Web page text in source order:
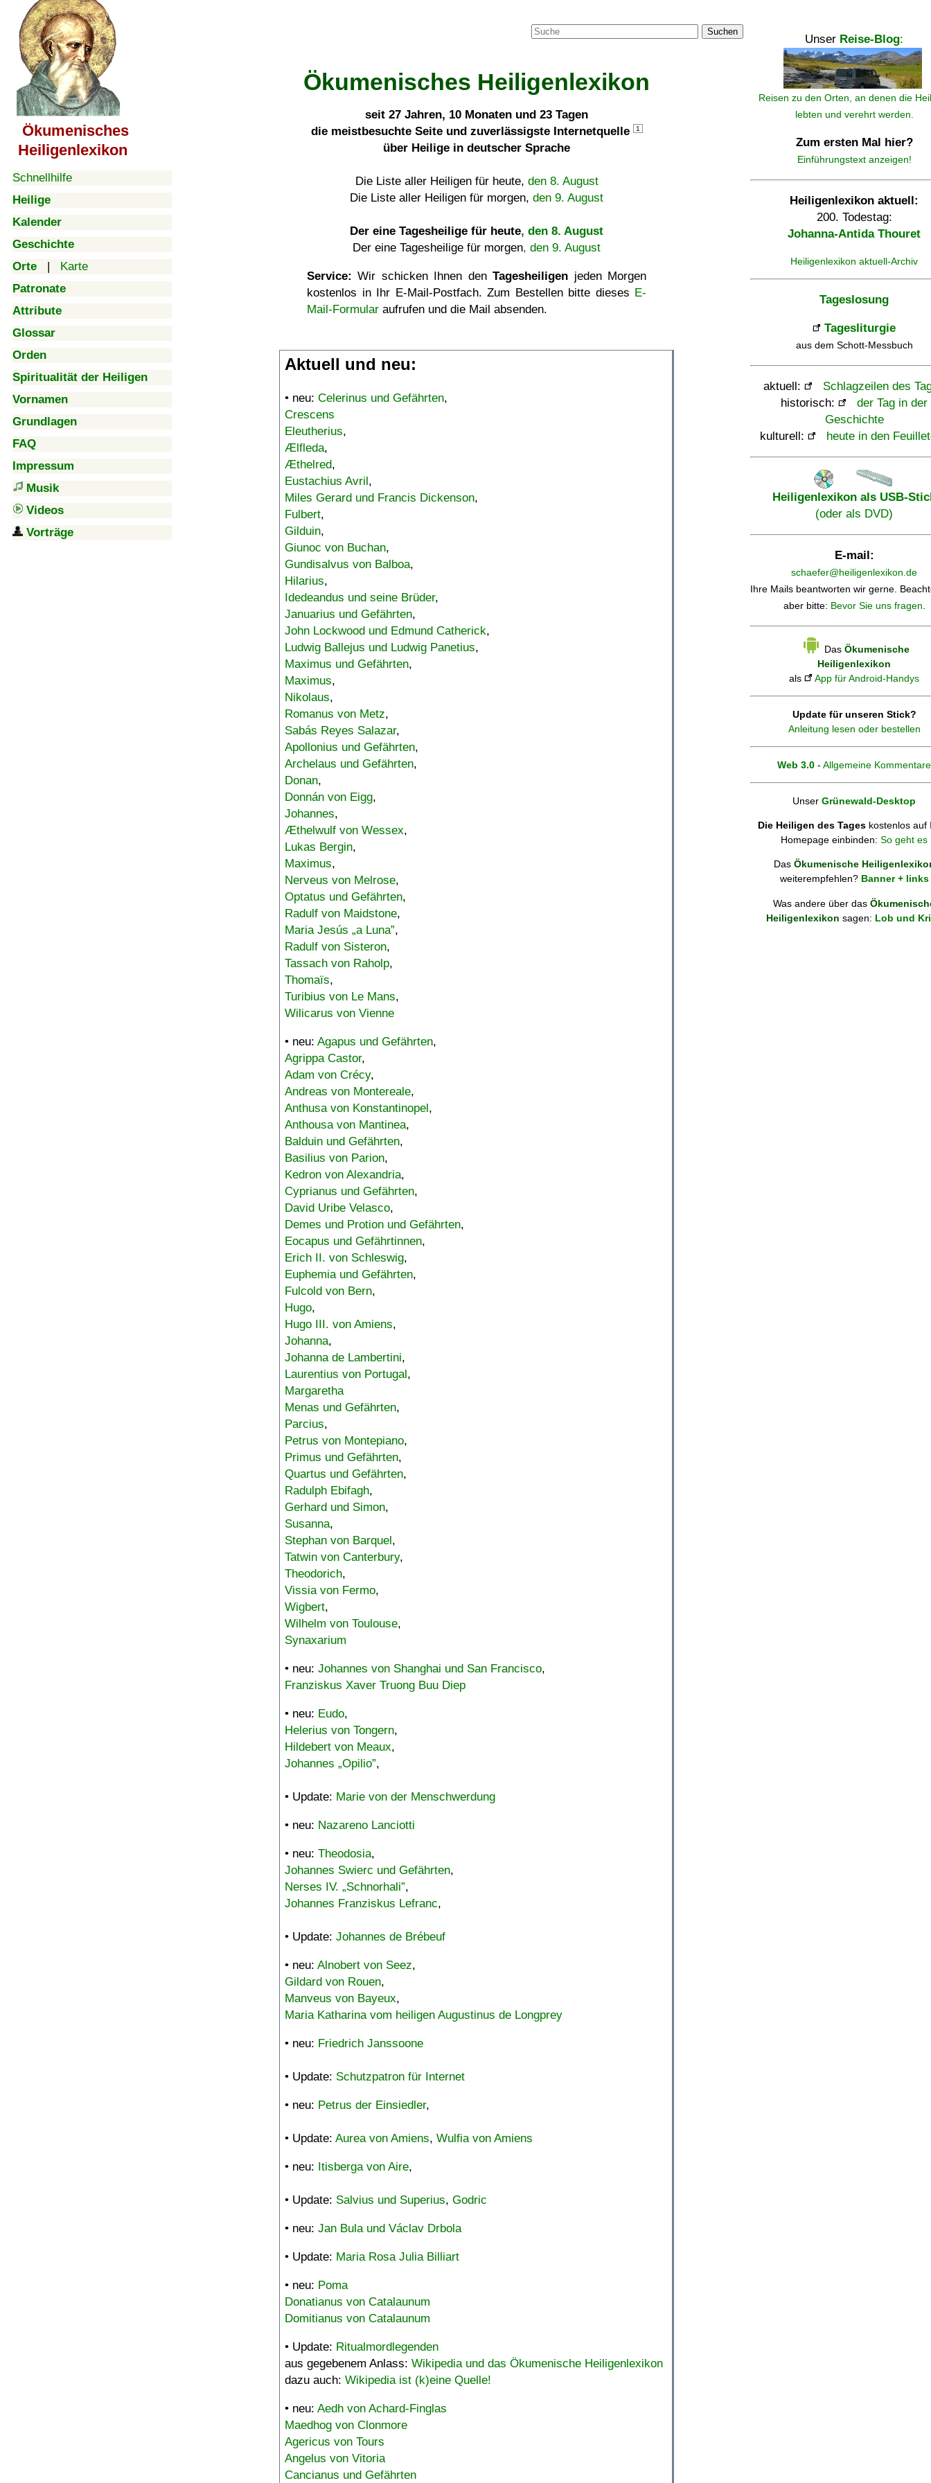
Ökumenisches
Heiligenlexikon
Schnellhilfe
Heilige
Kalender
Geschichte
Orte | Karte
Patronate
Attribute
Glossar
Orden
Spiritualität der Heiligen
Vornamen
Grundlagen
FAQ
Impressum
Musik
Videos
Vorträge
Suchen
Ökumenisches Heiligenlexikon
seit 27 Jahren, 10 Monaten und 23 Tagen
die meistbesuchte Seite und zuverlässigste Internetquelle
1
über Heilige in deutscher Sprache
Die Liste aller Heiligen für heute, den 8. August
Die Liste aller Heiligen für morgen, den 9. August
Der eine Tagesheilige für heute, den 8. August
Der eine Tagesheilige für morgen, den 9. August
Service: Wir schicken Ihnen denTagesheiligen jeden Morgen
kostenlos in Ihr E-Mail-Postfach. Zum Bestellen bitte dieses E-
Mail-Formular aufrufen und die Mail absenden.
Aktuell und neu:
• neu: Celerinus und Gefährten,
Crescens
Eleutherius,
Ælfleda,
Æthelred,
Eustachius Avril,
Miles Gerard und Francis Dickenson,
Fulbert,
Gilduin,
Giunoc von Buchan,
Gundisalvus von Balboa,
Hilarius,
Idedeandus und seine Brüder,
Januarius und Gefährten,
John Lockwood und Edmund Catherick,
Ludwig Ballejus und Ludwig Panetius,
Maximus und Gefährten,
Maximus,
Nikolaus,
Romanus von Metz,
Sabás Reyes Salazar,
Apollonius und Gefährten,
Archelaus und Gefährten,
Donan,
Donnán von Eigg,
Johannes,
Æthelwulf von Wessex,
Lukas Bergin,
Maximus,
Nerveus von Melrose,
Optatus und Gefährten,
Radulf von Maidstone,
Maria Jesús „a Luna”,
Radulf von Sisteron,
Tassach von Raholp,
Thomaïs,
Turibius von Le Mans,
Wilicarus von Vienne
• neu: Agapus und Gefährten,
Agrippa Castor,
Adam von Crécy,
Andreas von Montereale,
Anthusa von Konstantinopel,
Anthousa von Mantinea,
Balduin und Gefährten,
Basilius von Parion,
Kedron von Alexandria,
Cyprianus und Gefährten,
David Uribe Velasco,
Demes und Protion und Gefährten,
Eocapus und Gefährtinnen,
Erich II. von Schleswig,
Euphemia und Gefährten,
Fulcold von Bern,
Hugo,
Hugo III. von Amiens,
Johanna,
Johanna de Lambertini,
Laurentius von Portugal,
Margaretha
Menas und Gefährten,
Parcius,
Petrus von Montepiano,
Primus und Gefährten,
Quartus und Gefährten,
Radulph Ebifagh,
Gerhard und Simon,
Susanna,
Stephan von Barquel,
Tatwin von Canterbury,
Theodorich,
Vissia von Fermo,
Wigbert,
Wilhelm von Toulouse,
Synaxarium
• neu: Johannes von Shanghai und San Francisco,
Franziskus Xaver Truong Buu Diep
• neu: Eudo,
Helerius von Tongern,
Hildebert von Meaux,
Johannes „Opilio”,
• Update: Marie von der Menschwerdung
• neu: Nazareno Lanciotti
• neu: Theodosia,
Johannes Swierc und Gefährten,
Nerses IV. „Schnorhali”,
Johannes Franziskus Lefranc,
• Update: Johannes de Brébeuf
• neu: Alnobert von Seez,
Gildard von Rouen,
Manveus von Bayeux,
Maria Katharina vom heiligen Augustinus de Longprey
• neu: Friedrich Janssoone
• Update: Schutzpatron für Internet
• neu: Petrus der Einsiedler,
• Update: Aurea von Amiens, Wulfia von Amiens
• neu: Itisberga von Aire,
• Update: Salvius und Superius, Godric
• neu: Jan Bula und Václav Drbola
• Update: Maria Rosa Julia Billiart
• neu: Poma
Donatianus von Catalaunum
Domitianus von Catalaunum
• Update: Ritualmordlegenden
aus gegebenem Anlass: Wikipedia und das Ökumenische Heiligenlexikon
dazu auch: Wikipedia ist (k)eine Quelle!
• neu: Aedh von Achard-Finglas
Maedhog von Clonmore
Agericus von Tours
Angelus von Vitoria
Cancianus und Gefährten
Unser Reise-Blog:
Reisen zu den Orten, an denen die
lebten und verehrt werden.
Zum ersten Mal hier?
Einführungstext anzeigen!
Heiligenlexikon aktuell:
200. Todestag:
Johanna-Antida Thouret
Heiligenlexikon aktuell-Archiv
Tageslosung
Tagesliturgie
aus dem Schott-Messbuch
aktuell:
Schlagzeilen des
historisch:
der Tag in der
Geschichte
kulturell:
heute in den
Heiligenlexikon als USB-
(oder als DVD)
E-mail:
schaefer@heiligenlexikon.de
Ihre Mails beantworten wir gerne.
aber bitte: Bevor Sie uns fragen.
Das Ökumenische
Heiligenlexikon
als
App für Android-Handys
Update für unseren Stick?
Anleitung lesen oder bestellen
Web 3.0 - Allgemeine Kommentare
Unser Grünewald-Desktop
Die Heiligen des Tages kostenlos auf
Homepage einbinden: So geht es
Das Ökumenische
weiterempfehlen? Banner + links
Was andere über das
Heiligenlexikon sagen: Lob und